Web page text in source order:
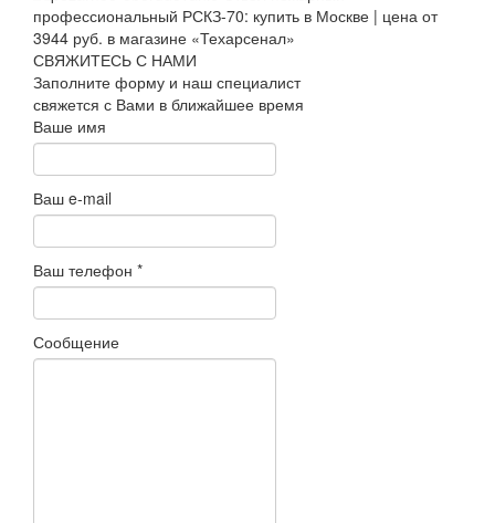
СВЯЖИТЕСЬ С НАМИ
Заполните форму и наш специалист
свяжется с Вами в ближайшее время
Ваше имя
Ваш e-mail
Ваш телефон *
Сообщение